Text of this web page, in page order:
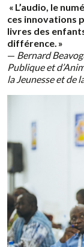
« L’audio, le
ces innovations
livres des
différence. »
— Bernard
Publique et
la Jeunesse et de